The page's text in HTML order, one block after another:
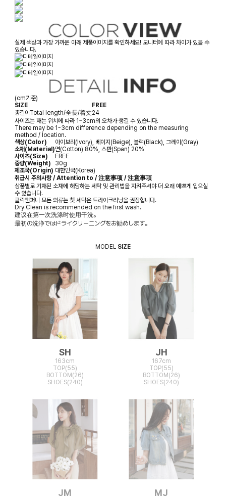
실제 색상과 가장 가까운 아래 제품이미지를 확인하세요! 모니터에 따라 차이가 있을 수
있습니다.
(cm기준)
SIZE
FREE
총길이Total length/全長/着丈24
사이즈는 재는 위치에 따라 1~3cm의 오차가 생길 수 있습니다.
There may be 1~3cm difference depending on the measuring
method / location.
색상(Color)
아이보리(Ivory), 베이지(Beige), 블랙(Black), 그레이(Gray)
소재(Material)면(Cotton) 80%, 스판(Span) 20%
사이즈(Size)
FREE
중량(Weight)
30g
제조국(Origin) 대한민국(Korea)
취급시 주의사항 / Attention to / 注意事项 / 注意事項
상품별로 기재된 소재에 해당하는 세탁 및 관리법을 지켜주셔야 더 오래 예쁘게 입으실
수 있습니다.
클릭앤퍼니 모든 의류는 첫 세탁은 드라이크리닝을 권장합니다.
Dry Clean is recommended on the first wash.
建议在第一次洗涤时使用干洗。
最初の洗浄ではドライクリーニングをお勧めします。
MODEL SIZE
SH
163cm
TOP(55)
BOTTOM(26)
SHOES(240)
JH
167cm
TOP(55)
BOTTOM(26)
SHOES(240)
JM MJ